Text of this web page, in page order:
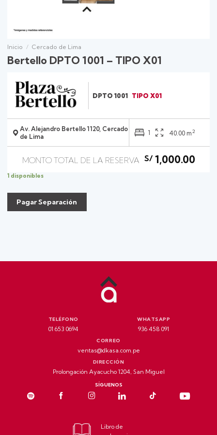
Inicio / Cercado de Lima
Bertello DPTO 1001 – TIPO X01
DPTO 1001 TIPO X01
Av. Alejandro Bertello 1120, Cercado
de Lima
1 40.00 m2
S/1,000.00
1 disponibles
Pagar Separación
TELÉFONO
01 653 0694
WHATSAPP
936 458 091
CORREO
ventas@dkasa.com.pe
DIRECCIÓN
Prolongación Ayacucho 1204, San Miguel
SÍGUENOS
Libro de